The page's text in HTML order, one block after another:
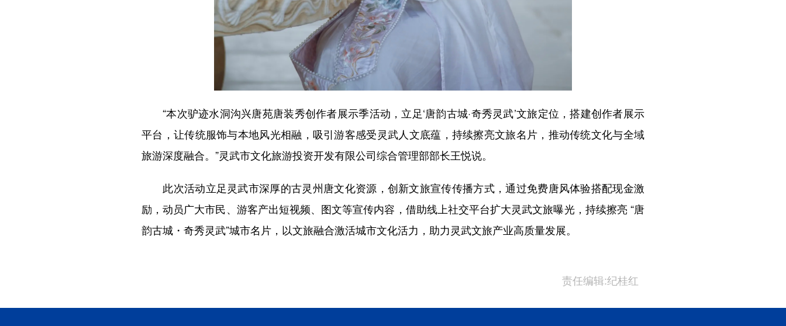
“本次驴迹水洞沟兴唐苑唐装秀创作者展示季活动，立足‘唐韵古城·奇秀灵武’文旅定位，搭建创作者展示
平台，让传统服饰与本地风光相融，吸引游客感受灵武人文底蕴，持续擦亮文旅名片，推动传统文化与全域
旅游深度融合。”灵武市文化旅游投资开发有限公司综合管理部部长王悦说。
此次活动立足灵武市深厚的古灵州唐文化资源，创新文旅宣传传播方式，通过免费唐风体验搭配现金激
励，动员广大市民、游客产出短视频、图文等宣传内容，借助线上社交平台扩大灵武文旅曝光，持续擦亮 “唐
韵古城・奇秀灵武”城市名片，以文旅融合激活城市文化活力，助力灵武文旅产业高质量发展。
责任编辑:纪桂红